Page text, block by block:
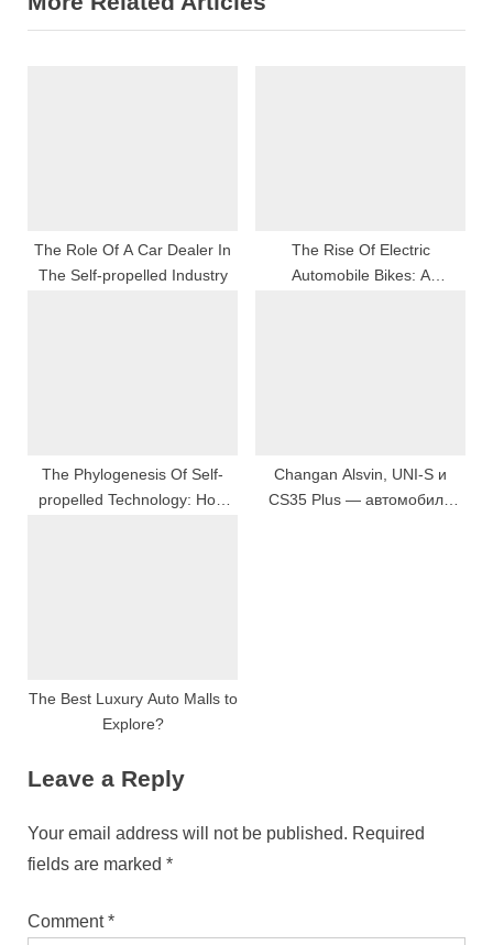
o
:
t
The Role Of A Car Dealer In
The Self-propelled Industry
The Rise Of Electric
Automobile Bikes: A
The Phylogenesis Of Self-
propelled Technology: How
Changan Alsvin, UNI-S и
CS35 Plus — автомобили
The Best Luxury Auto Malls to
Explore?
Leave a Reply
Your email address will not be published. Required
fields are marked *
Comment*